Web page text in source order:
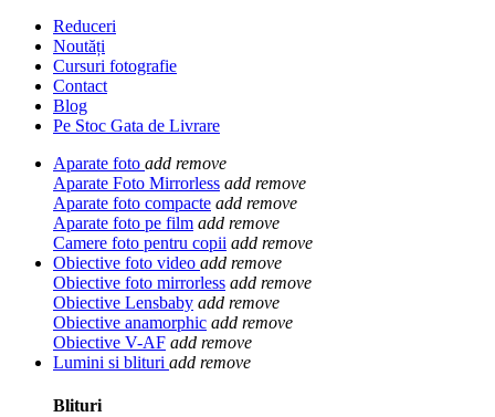
Reduceri
Noutăți
Cursuri fotografie
Contact
Blog
Pe Stoc Gata de Livrare
Aparate foto add remove
Aparate Foto Mirrorless add remove
Aparate foto compacte add remove
Aparate foto pe film add remove
Camere foto pentru copii add remove
Obiective foto video add remove
Obiective foto mirrorless add remove
Obiective Lensbaby add remove
Obiective anamorphic add remove
Obiective V-AF add remove
Lumini si blituri add remove
Blituri